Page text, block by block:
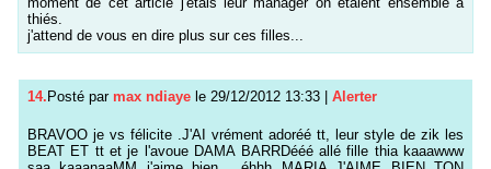
thiés.
j'attend de vous en dire plus sur ces filles...
14. Posté par max ndiaye le 29/12/2012 13:33 Alerter
BRAVOO je vs félicite .J'AI vrément adoréé tt, leur style de zik les
BEAT ET tt et je l'avoue DAMA BARRDééé allé fille thia kaaawww